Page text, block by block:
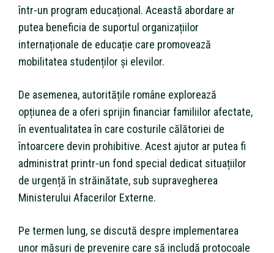
într-un program educațional. Această abordare ar
putea beneficia de suportul organizațiilor
internaționale de educație care promovează
mobilitatea studenților și elevilor.
De asemenea, autoritățile române explorează
opțiunea de a oferi sprijin financiar familiilor afectate,
în eventualitatea în care costurile călătoriei de
întoarcere devin prohibitive. Acest ajutor ar putea fi
administrat printr-un fond special dedicat situațiilor
de urgență în străinătate, sub supravegherea
Ministerului Afacerilor Externe.
Pe termen lung, se discută despre implementarea
unor măsuri de prevenire care să includă protocoale